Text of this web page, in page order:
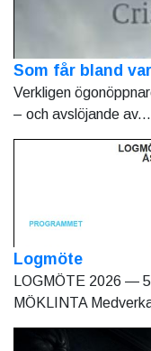
Som får bland
Verkligen
– och avslöjande av...
Logmöte
LOGMÖTE 2026 —
MÖKLINTA